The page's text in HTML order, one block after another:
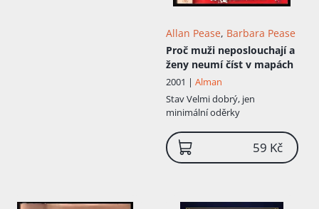
Allan Pease, Barbara Pease
Proč muži neposlouchají a
ženy neumí číst v mapách
2001 | Alman
StavVelmi dobrý, jen
minimální oděrky
59 Kč